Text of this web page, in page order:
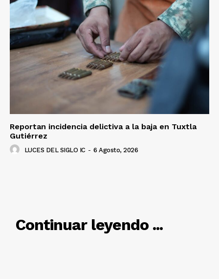
Reportan incidencia delictiva a la baja en Tuxtla
Gutiérrez
LUCES DEL SIGLO IC - 6 Agosto, 2026
Continuar leyendo ...
RELACIONADO